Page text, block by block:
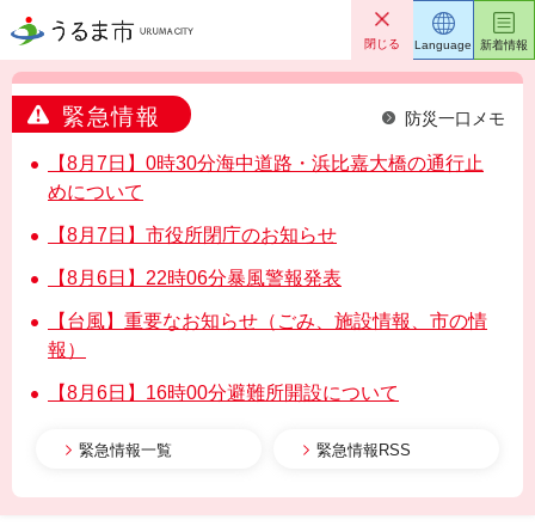
うるま市 閉じる
緊急情報 防災一口メモ
【8月7日】0時30分海中道路・浜比嘉大橋の通行止
めについて
【8月7日】市役所閉庁のお知らせ
【8月6日】22時06分暴風警報発表
【台風】重要なお知らせ（ごみ、施設情報、市の情
報）
【8月6日】16時00分避難所開設について
緊急情報一覧 緊急情報RSS
Language 新着情報